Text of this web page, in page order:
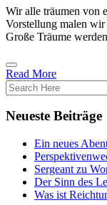
Wir alle träumen von
Vorstellung malen wir
Große Träume
Read More
Neueste Beiträge
Ein neues
Sergeant zu
Der Sinn des
Was ist